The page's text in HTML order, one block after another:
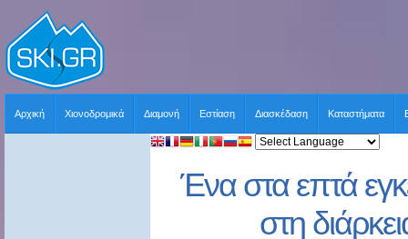
Αρχική Χιονοδρομικά Διαμονή Εστίαση Διασκέδαση Καταστήματα
Ένα στα επτά
στη